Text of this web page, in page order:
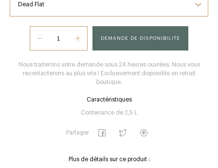
DEMANDE DE DISPONIBILITÉ
Nous traiterons votre demande sous 24 heures ouvrées. Nous vous
recontacterons au plus vite ! Exclusivement disponible en retrait
boutique.
Caractéristiques
Contenance de 2,5 L
Partager
Plus de détails sur ce produit :